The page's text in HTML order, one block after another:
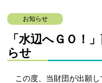
お知らせ
「水辺へＧＯ！
らせ
この度、当財団が出願